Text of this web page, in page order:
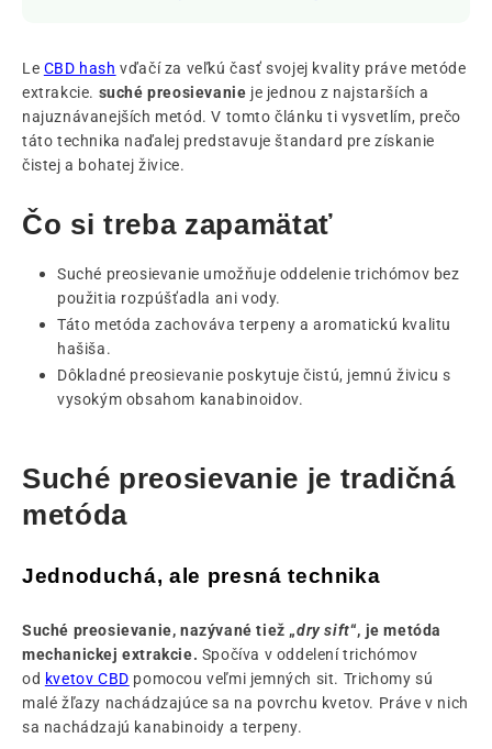
Le CBD hash vďačí za veľkú časť svojej kvality práve metóde
extrakcie. suché preosievanie je jednou z najstarších a
najuznávanejších metód. V tomto článku ti vysvetlím, prečo
táto technika naďalej predstavuje štandard pre získanie
čistej a bohatej živice.
Čo si treba zapamätať
Suché preosievanie umožňuje oddelenie trichómov bez
použitia rozpúšťadla ani vody.
Táto metóda zachováva terpeny a aromatickú kvalitu
hašiša.
Dôkladné preosievanie poskytuje čistú, jemnú živicu s
vysokým obsahom kanabinoidov.
Suché preosievanie je tradičná
metóda
Jednoduchá, ale presná technika
Suché preosievanie, nazývané tiež „dry sift“, je metóda
mechanickej extrakcie. Spočíva v oddelení trichómov
od kvetov CBD pomocou veľmi jemných sit. Trichomy sú
malé žľazy nachádzajúce sa na povrchu kvetov. Práve v nich
sa nachádzajú kanabinoidy a terpeny.